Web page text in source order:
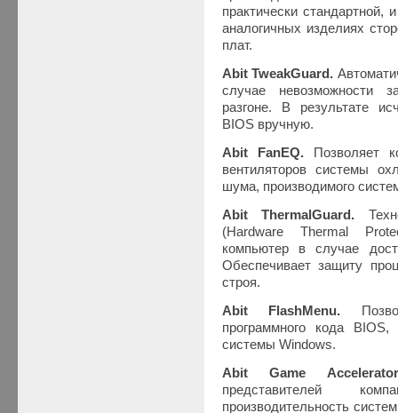
практически стандартной,
аналогичных изделиях
плат.
Abit TweakGuard.
случае невозможности
разгоне. В результате
BIOS вручную.
Abit FanEQ.
Позволяет
вентиляторов системы
шума, производимого
Abit ThermalGuard.
(Hardware Thermal
компьютер в случае
Обеспечивает защиту
строя.
Abit FlashMenu.
программного кода
системы Windows.
Abit Game
представителей
производительность